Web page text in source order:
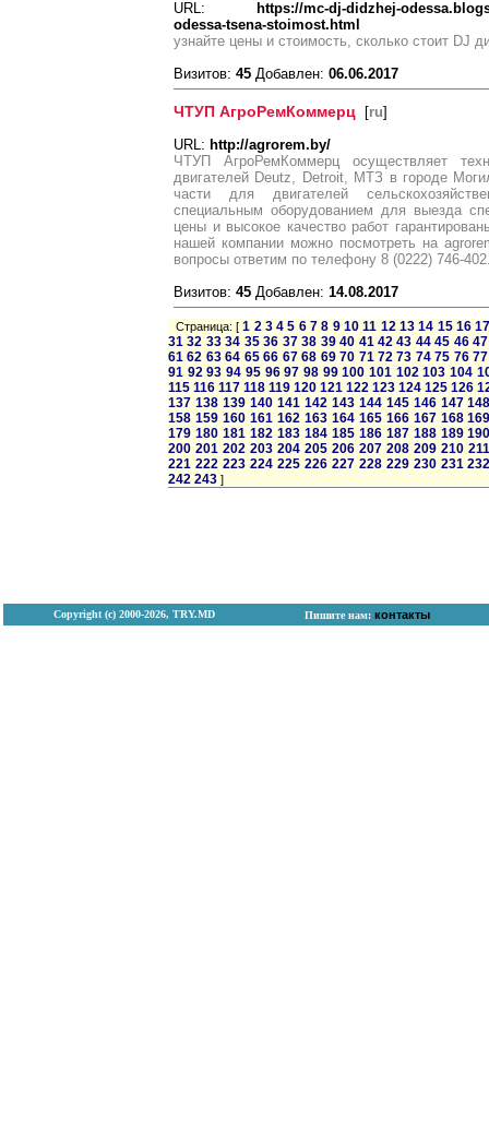
URL:
https://mc-dj-didzhej-
odessa-tsena-stoimost.html
узнайте цены и стоимость, сколько стоит DJ
Визитов: 45 Добавлен: 06.06.2017
ЧТУП АгроРемКоммерц [ru]
URL: http://agrorem.by/
ЧТУП АгроРемКоммерц осуществляет
двигателей Deutz, Detroit, МТЗ в городе
части для двигателей
специальным оборудованием для выезда
цены и высокое качество работ
нашей компании можно посмотреть на
вопросы ответим по телефону 8 (0222) 746-
Визитов: 45 Добавлен: 14.08.2017
Страница: [1 2 3 4 5 6 7 8 9 10 11 12 13 14 15 16
31 32 33 34 35 36 37 38 39 40 41 42 43 44 45 46 47
61 62 63 64 65 66 67 68 69 70 71 72 73 74 75 76 77
91 92 93 94 95 96 97 98 99 100 101 102 103 104
115 116 117 118 119 120 121 122 123 124 125 126
137 138 139 140 141 142 143 144 145 146 147
158 159 160 161 162 163 164 165 166 167 168
179 180 181 182 183 184 185 186 187 188 189
200 201 202 203 204 205 206 207 208 209 210 211
221 222 223 224 225 226 227 228 229 230 231
242 243 ]
Copyright (с) 2000-2026, TRY.MD Пишите нам: контакты